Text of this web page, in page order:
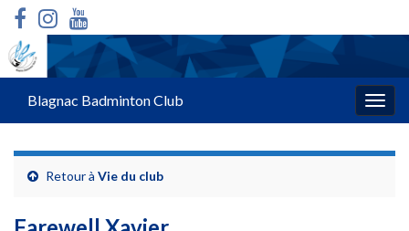
Blagnac Badminton Club
Retour à Vie du club